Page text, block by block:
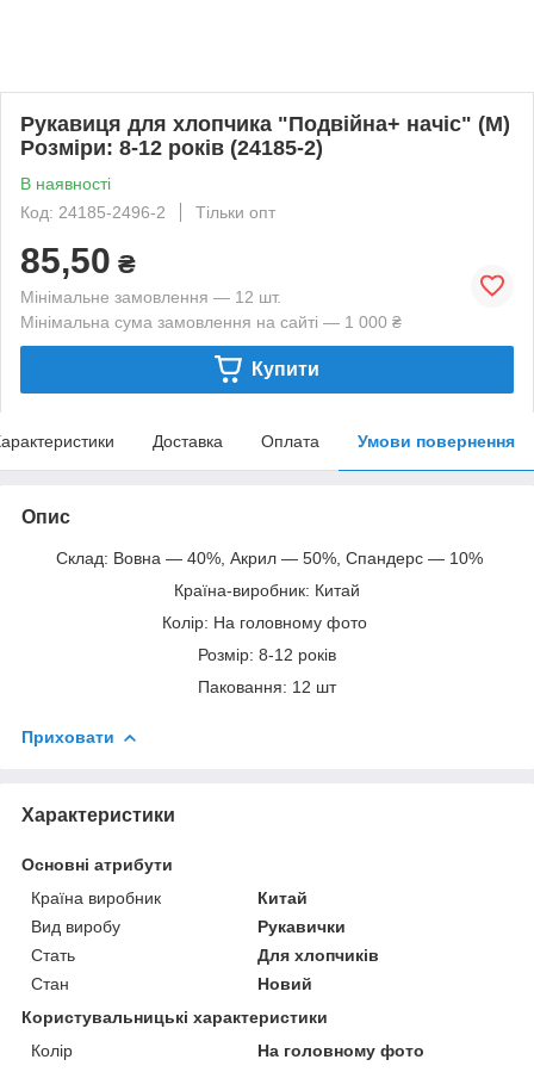
Рукавиця для хлопчика "Подвійна+ начіс" (M)
Розміри: 8-12 років (24185-2)
В наявності
Код: 24185-2496-2
Тільки опт
85,50 ₴
Мінімальне замовлення — 12 шт.
Мінімальна сума замовлення на сайті — 1 000 ₴
Купити
Доставка Оплата Умови повернення
Опис
Склад: Вовна — 40%, Акрил — 50%, Спандерс — 10%
Країна-виробник: Китай
Колір: На головному фото
Розмір: 8-12 років
Паковання: 12 шт
Приховати
Характеристики
Основні атрибути
Країна виробник
Китай
Вид виробу
Рукавички
Стать
Для хлопчиків
Стан
Новий
Користувальницькі характеристики
Колір
На головному фото